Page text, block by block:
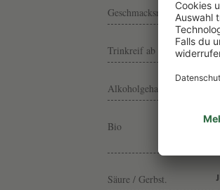
Geschmacksrichtung
Trinkreif ab
Alkoholgehalt
Bio
Säure / Gerbst.